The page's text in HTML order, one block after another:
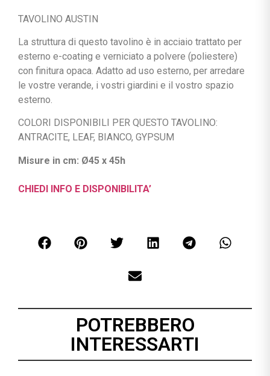
TAVOLINO AUSTIN
La struttura di questo tavolino è in acciaio trattato per
esterno e-coating e verniciato a polvere (poliestere)
con finitura opaca. Adatto ad uso esterno, per arredare
le vostre verande, i vostri giardini e il vostro spazio
esterno.
COLORI DISPONIBILI PER QUESTO TAVOLINO:
ANTRACITE, LEAF, BIANCO, GYPSUM
Misure in cm: Ø45 x 45h
CHIEDI INFO E DISPONIBILITA’
POTREBBERO
INTERESSARTI